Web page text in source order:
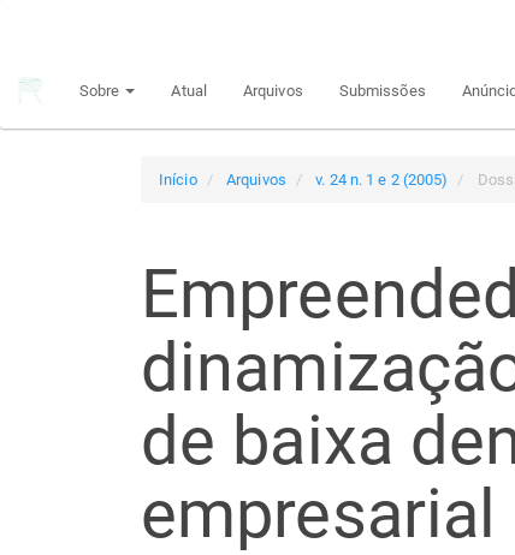
principal
Sobre Atual Arquivos Submissões
Início Arquivos v. 24 n. 1 e 2 (2005)
de baixa
empresarial